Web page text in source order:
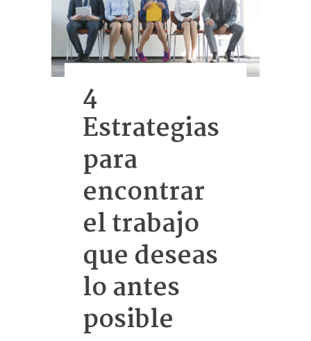
4
Estrategias
para
encontrar
el trabajo
que deseas
lo antes
posible